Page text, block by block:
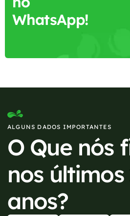
WhatsApp!
ALGUNS DADOS IMPORTANTES
O Que nós
nos últimos
anos?